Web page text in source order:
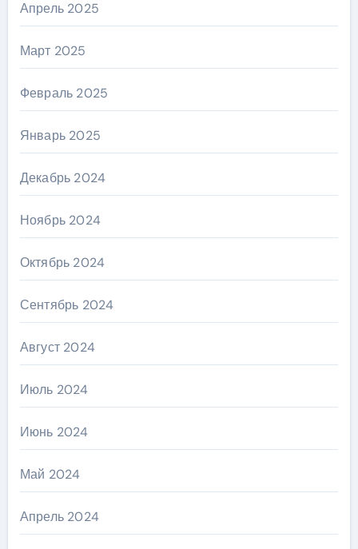
Апрель 2025
Март 2025
Февраль 2025
Январь 2025
Декабрь 2024
Ноябрь 2024
Октябрь 2024
Сентябрь 2024
Август 2024
Июль 2024
Июнь 2024
Май 2024
Апрель 2024